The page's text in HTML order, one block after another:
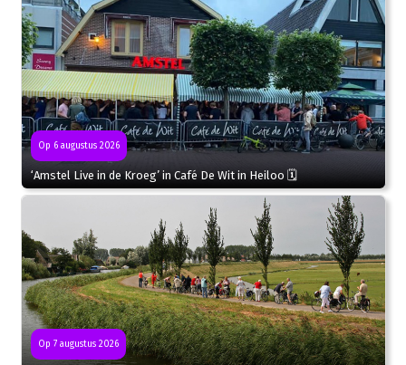
Op 6 augustus 2026
‘Amstel Live in de Kroeg’ in Café De Wit in Heiloo 🗓
Op 7 augustus 2026